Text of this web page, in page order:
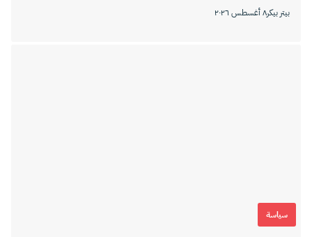
بيتر بيكر٨ أغسطس ٢٠٢٦
سياسة